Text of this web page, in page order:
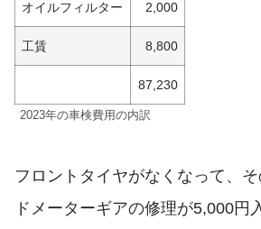
オイルフィルター 2,000
工賃 8,800
87,230
2023年の車検費用の内訳
フロントタイヤがなくなって、
ドメーターギアの修理が5,000円